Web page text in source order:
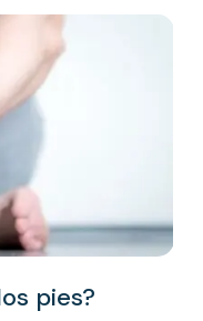
pies?